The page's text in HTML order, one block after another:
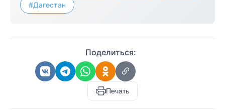
#Дагестан
Поделиться:
Печать